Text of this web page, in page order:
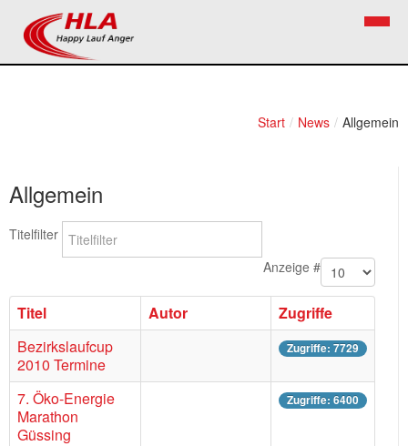
Start / News / Allgemein
Allgemein
Titelfilter
Anzeige #
Titel Autor
Zugriffe
Bezirkslaufcup
2010 Termine
Zugriffe: 7729
7. Öko-Energie
Marathon
Güssing
Zugriffe: 6400
Kontakt
Mitglied werden
Bezirkslaufcup
Volkslauf
Bilder
Links
Termine